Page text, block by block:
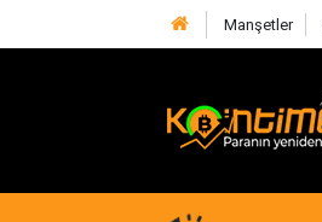
Manşetler